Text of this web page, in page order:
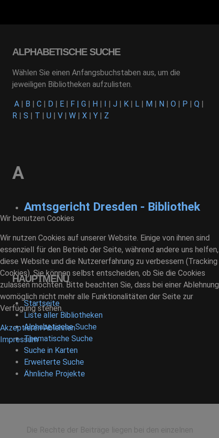
ALPHABETISCHE SUCHE
Wählen Sie einen Anfangsbuchstaben aus, um die
jeweiligen Bibliotheken aufzulisten.
A | B | C | D | E | F | G | H | I | J | K | L | M | N | O | P | Q |
R | S | T | U | V | W | X | Y | Z
A
Amtsgericht Dresden - Bibliothek
HAUPTMENÜ
Startseite
Liste aller Bibliotheken
Alphabetische Suche
Thematische Suche
Suche in Karten
Erweiterte Suche
Ähnliche Projekte
Die Rechte der Beiträge liegen bei den einzelnen
Wir benutzen Cookies
Wir nutzen Cookies auf unserer Website. Einige von ihnen sind
essenziell für den Betrieb der Seite, während andere uns helfen,
diese Website und die Nutzererfahrung zu verbessern (Tracking
Cookies). Sie können selbst entscheiden, ob Sie die Cookies
zulassen möchten. Bitte beachten Sie, dass bei einer Ablehnung
womöglich nicht mehr alle Funktionalitäten der Seite zur
Verfügung stehen.
Akzeptieren Ablehnen
Impressum